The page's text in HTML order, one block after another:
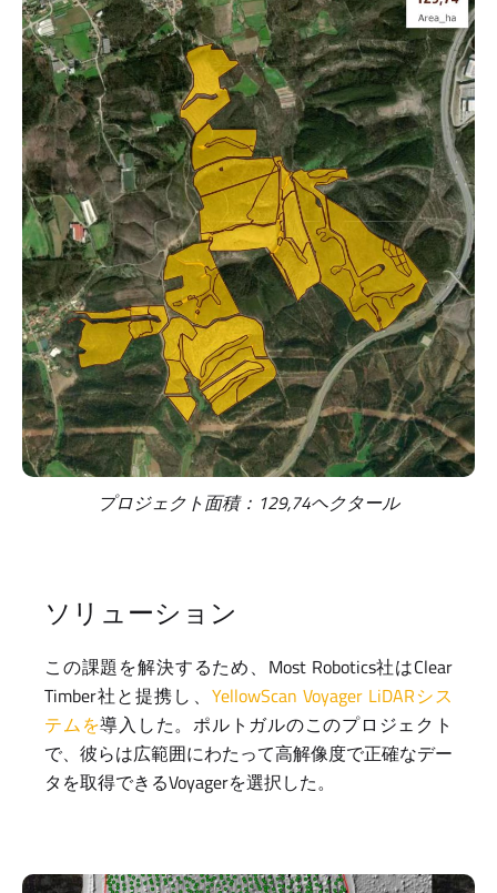
プロジェクト面積：129,74ヘクタール
ソリューション
この課題を解決するため、Most Robotics社はClear
Timber社と提携し、 YellowScan Voyager LiDARシス
テムを導入した。ポルトガルのこのプロジェクト
で、彼らは広範囲にわたって高解像度で正確なデー
タを取得できるVoyagerを選択した。